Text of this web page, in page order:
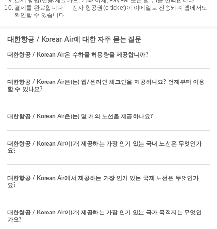
결제를 완료합니다 — 전자 항공권(e-ticket)이 이메일로 전송되며 앱에서도
확인할 수 있습니다
대한항공 / Korean Air에 대한 자주 묻는 질문
대한항공 / Korean Air은 수하물 허용량을 제공합니까?
대한항공 / Korean Air은(는) 웹/온라인 체크인을 제공하나요? 언제부터 이용
할 수 있나요?
대한항공 / Korean Air은(는) 몇 개의 노선을 제공하나요?
대한항공 / Korean Air이(가) 제공하는 가장 인기 있는 국내 노선은 무엇인가
요?
대한항공 / Korean Air에서 제공하는 가장 인기 있는 국제 노선은 무엇인가
요?
대한항공 / Korean Air이(가) 제공하는 가장 인기 있는 국가 목적지는 무엇인
가요?